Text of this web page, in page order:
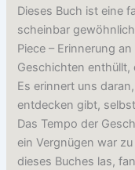
Dieses Buch ist eine
scheinbar
Piece – Erinnerung
Geschichten enthüllt,
Es erinnert uns
entdecken gibt,
Das Tempo der
ein Vergnügen war
dieses Buches las,